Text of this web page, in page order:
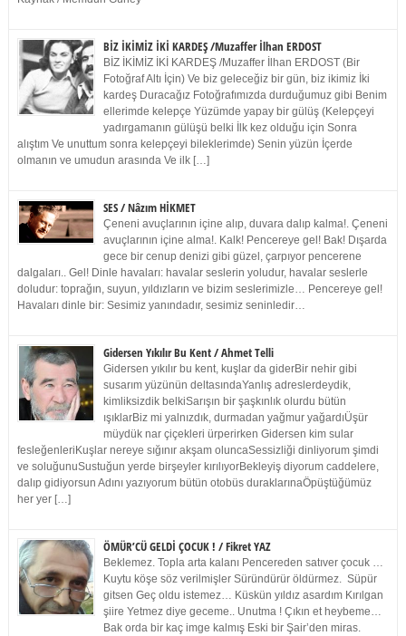
BİZ İKİMİZ İKİ KARDEŞ /Muzaffer İlhan ERDOST
BİZ İKİMİZ İKİ KARDEŞ /Muzaffer İlhan ERDOST (Bir
Fotoğraf Altı İçin) Ve biz geleceğiz bir gün, biz ikimiz İki
kardeş Duracağız Fotoğrafımızda durduğumuz gibi Benim
ellerimde kelepçe Yüzümde yapay bir gülüş (Kelepçeyi
yadırgamanın gülüşü belki İlk kez olduğu için Sonra
alıştım Ve unuttum sonra kelepçeyi bileklerimde) Senin yüzün İçerde
olmanın ve umudun arasında Ve ilk […]
SES / Nâzım HİKMET
Çeneni avuçlarının içine alıp, duvara dalıp kalma!. Çeneni
avuçlarının içine alma!. Kalk! Pencereye gel! Bak! Dışarda
gece bir cenup denizi gibi güzel, çarpıyor pencerene
dalgaları.. Gel! Dinle havaları: havalar seslerin yoludur, havalar seslerle
doludur: toprağın, suyun, yıldızların ve bizim seslerimizle… Pencereye gel!
Havaları dinle bir: Sesimiz yanındadır, sesimiz seninledir…
Gidersen Yıkılır Bu Kent / Ahmet Telli
Gidersen yıkılır bu kent, kuşlar da giderBir nehir gibi
susarım yüzünün deltasındaYanlış adreslerdeydik,
kimliksizdik belkiSarışın bir şaşkınlık olurdu bütün
ışıklarBiz mi yalnızdık, durmadan yağmur yağardıÜşür
müydük nar çiçekleri ürperirken Gidersen kim sular
fesleğenleriKuşlar nereye sığınır akşam oluncaSessizliği dinliyorum şimdi
ve soluğunuSustuğun yerde birşeyler kırılıyorBekleyiş diyorum caddelere,
dalıp gidiyorsun Adını yazıyorum bütün otobüs duraklarınaÖpüştüğümüz
her yer […]
ÖMÜR’CÜ GELDİ ÇOCUK ! / Fikret YAZ
Beklemez. Topla arta kalanı Pencereden satıver çocuk …
Kuytu köşe söz verilmişler Süründürür öldürmez. Süpür
gitsen Geç oldu istemez… Küskün yıldız asardım Kırılgan
şiire Yetmez diye geceme.. Unutma ! Çıkın et heybeme…
Bak orda bir kaç imge kalmış Eski bir Şair’den miras.